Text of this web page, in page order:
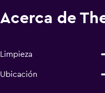
Acerca de
Limpieza
Ubicación